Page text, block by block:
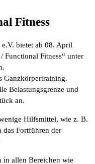
Fitness
bietet ab 08. April
Functional Fitness“ unter
Ganzkörpertraining.
Belastungsgrenze und
an.
Hilfsmittel, wie z. B.
das Fortführen der
in allen Bereichen wie